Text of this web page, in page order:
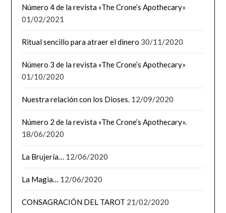
Número 4 de la revista «The Crone’s Apothecary»
01/02/2021
Ritual sencillo para atraer el dinero 30/11/2020
Número 3 de la revista «The Crone’s Apothecary»
01/10/2020
Nuestra relación con los Dioses. 12/09/2020
Número 2 de la revista «The Crone’s Apothecary».
18/06/2020
La Brujería… 12/06/2020
La Magia… 12/06/2020
CONSAGRACIÓN DEL TAROT 21/02/2020